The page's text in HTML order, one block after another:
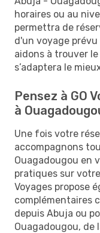
horaires ou au
permettra de
d'un voyage
aidons à trouver
s’adaptera le
Pensez à GO
à
Une fois votre
accompagnons
Ouagadougou en
pratiques sur
Voyages propose
complémentaires
depuis Abuja ou
Ouagadougou, de